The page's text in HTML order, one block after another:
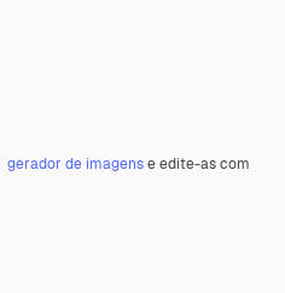
gerador de imagense edite-as com